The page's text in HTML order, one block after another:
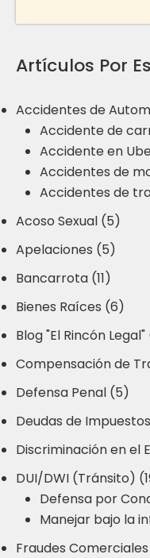
Artículos Por
Accidentes de
Accidente de
Accidente en
Accidentes de
Accidentes de
Acoso Sexual (5)
Apelaciones (5)
Bancarrota (11)
Bienes Raíces (6)
Blog "El Rincón
Compensación de
Defensa Penal (5)
Deudas de
Discriminación en el
DUI/DWI (Tránsito)
Defensa por
Manejar bajo la
Fraudes